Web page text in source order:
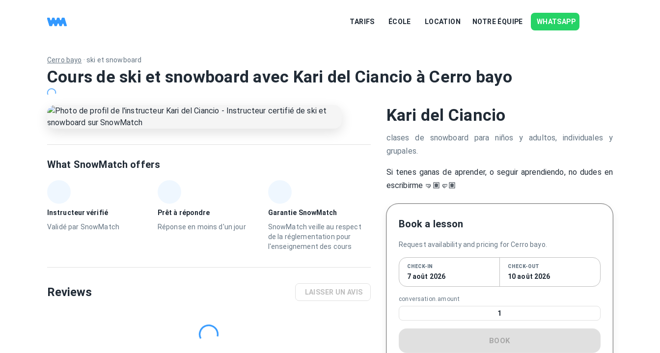
TARIFS ÉCOLE LOCATION NOTRE ÉQUIPE WHATSAPP
Cerro bayo · ski et snowboard
Cours de ski et snowboard avec Kari del Ciancio à Cerro bayo
What SnowMatch offers
Instructeur vérifié
Validé par SnowMatch
Prêt à répondre
Réponse en moins d'un jour
Garantie SnowMatch
SnowMatch veille au respect
de la réglementation pour
l'enseignement des cours
Reviews LAISSER UN AVIS
Kari del Ciancio
clases de snowboard para niños y adultos, individuales y
grupales.
Si tenes ganas de aprender, o seguir aprendiendo, no dudes en
escribirme 🤜🏽🤛🏽
Book a lesson
Request availability and pricing for Cerro bayo.
CHECK-IN
7 août 2026
CHECK-OUT
10 août 2026
conversation.amount
1
BOOK